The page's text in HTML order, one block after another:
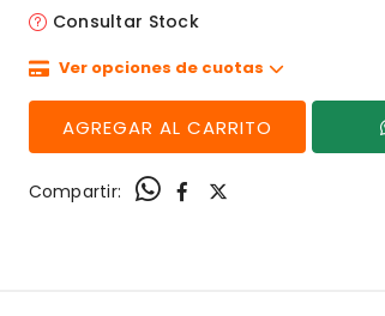
Consultar Stock
Ver opciones de cuotas
AGREGAR AL CARRITO
Compartir: